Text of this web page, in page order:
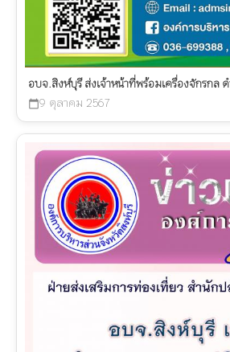
อบจ.สิงห์บุรี ส่งเจ้าหน้าที่พร้อมเครื่องจักรกล
calendar_today9 ตุลาคม 2567